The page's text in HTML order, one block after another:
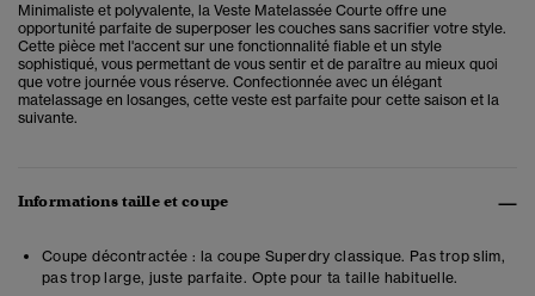
Minimaliste et polyvalente, la Veste Matelassée Courte offre une
opportunité parfaite de superposer les couches sans sacrifier votre style.
Cette pièce met l'accent sur une fonctionnalité fiable et un style
sophistiqué, vous permettant de vous sentir et de paraître au mieux quoi
que votre journée vous réserve. Confectionnée avec un élégant
matelassage en losanges, cette veste est parfaite pour cette saison et la
suivante.
Informations taille et coupe
Coupe décontractée : la coupe Superdry classique. Pas trop slim,
pas trop large, juste parfaite. Opte pour ta taille habituelle.